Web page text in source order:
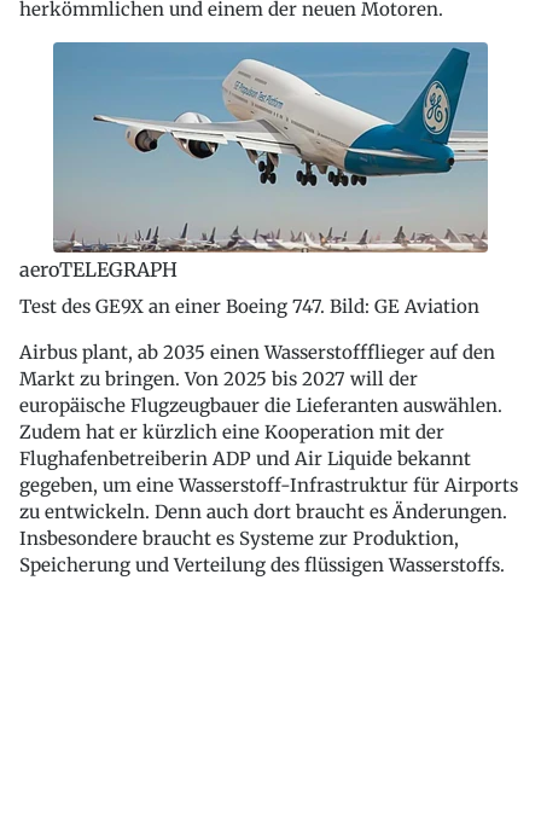
herkömmlichen und einem der neuen Motoren.
aeroTELEGRAPH
Test des GE9X an einer Boeing 747. Bild: GE Aviation
Airbus plant, ab 2035 einen Wasserstoffflieger auf den
Markt zu bringen. Von 2025 bis 2027 will der
europäische Flugzeugbauer die Lieferanten auswählen.
Zudem hat er kürzlich eine Kooperation mit der
Flughafenbetreiberin ADP und Air Liquide bekannt
gegeben, um eine Wasserstoff-Infrastruktur für Airports
zu entwickeln. Denn auch dort braucht es Änderungen.
Insbesondere braucht es Systeme zur Produktion,
Speicherung und Verteilung des flüssigen Wasserstoffs.